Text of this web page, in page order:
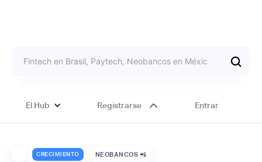
El Hub Registrarse Entrar
CRECIMIENTO NEOBANCOS 📲